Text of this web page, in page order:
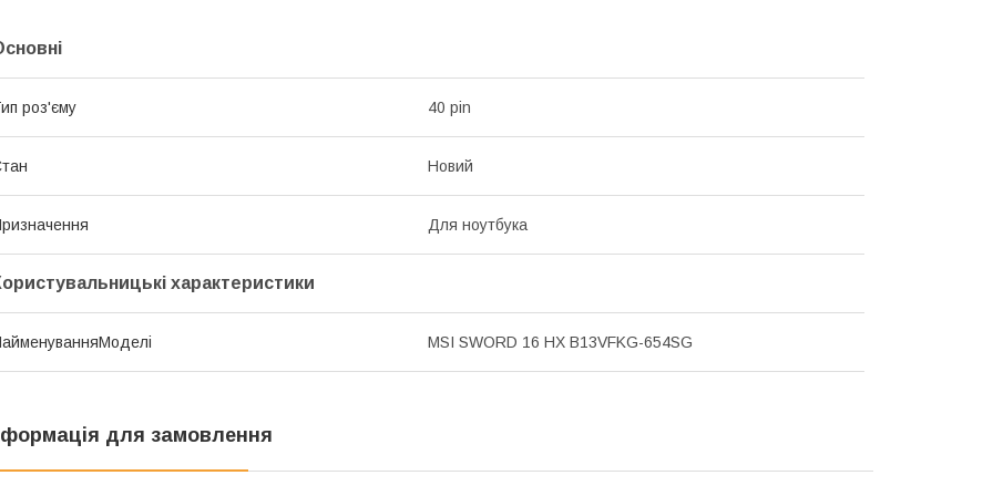
роз'єму 40 pin
Новий
Для ноутбука
характеристики
MSI SWORD 16 HX B13VFKG-654SG
для замовлення